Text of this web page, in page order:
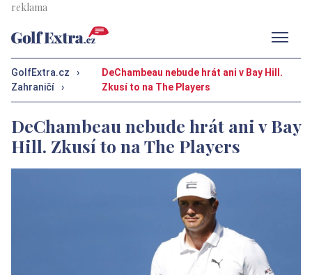
GolfExtra.cz
›
Zahraničí
›
DeChambeau nebude hrát ani v Bay Hill.
Zkusí to na The Players
DeChambeau nebude hrát ani v Bay
Hill. Zkusí to na The Players